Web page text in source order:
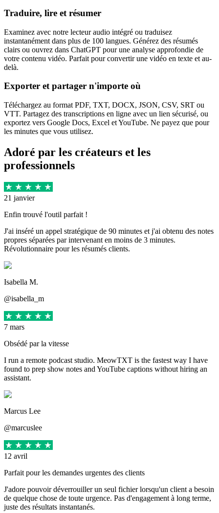
Traduire, lire et résumer
Examinez avec notre lecteur audio intégré ou traduisez
instantanément dans plus de 100 langues. Générez des résumés
clairs ou ouvrez dans ChatGPT pour une analyse approfondie de
votre contenu vidéo. Parfait pour convertir une vidéo en texte et au-
delà.
Exporter et partager n'importe où
Téléchargez au format PDF, TXT, DOCX, JSON, CSV, SRT ou
VTT. Partagez des transcriptions en ligne avec un lien sécurisé, ou
exportez vers Google Docs, Excel et YouTube. Ne payez que pour
les minutes que vous utilisez.
Adoré par les créateurs et les
professionnels
21 janvier
Enfin trouvé l'outil parfait !
J'ai inséré un appel stratégique de 90 minutes et j'ai obtenu des notes
propres séparées par intervenant en moins de 3 minutes.
Révolutionnaire pour les résumés clients.
Isabella M.
@isabella_m
7 mars
Obsédé par la vitesse
I run a remote podcast studio. MeowTXT is the fastest way I have
found to prep show notes and YouTube captions without hiring an
assistant.
Marcus Lee
@marcuslee
12 avril
Parfait pour les demandes urgentes des clients
J'adore pouvoir déverrouiller un seul fichier lorsqu'un client a besoin
de quelque chose de toute urgence. Pas d'engagement à long terme,
juste des résultats instantanés.